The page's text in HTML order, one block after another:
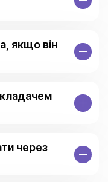
якщо він
через